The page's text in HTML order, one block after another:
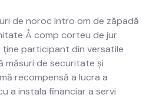
de noroc Intro om de zăpadă
Å comp corteu de jur
participant din versatile
măsuri de securitate și
recompensă a lucra a
a instala financiar a servi